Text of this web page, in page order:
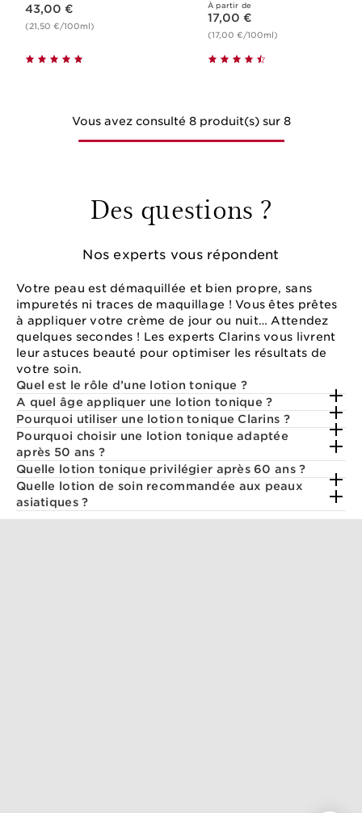
43,00 €
(21,50 €/100ml)
À partir de
Nouveau prix 17,00 €
17,00 €
(17,00 €/100ml)
Vous avez consulté 8 produit(s) sur 8
Des questions ?
Nos experts vous répondent
Votre peau est démaquillée et bien propre, sans
impuretés ni traces de maquillage ! Vous êtes prêtes
à appliquer votre crème de jour ou nuit… Attendez
quelques secondes ! Les experts Clarins vous livrent
leur astuces beauté pour optimiser les résultats de
votre soin.
Quel est le rôle d’une lotion tonique ?
A quel âge appliquer une lotion tonique ?
Pourquoi utiliser une lotion tonique Clarins ?
Pourquoi choisir une lotion tonique adaptée
après 50 ans ?
Quelle lotion tonique privilégier après 60 ans ?
Quelle lotion de soin recommandée aux peaux
asiatiques ?